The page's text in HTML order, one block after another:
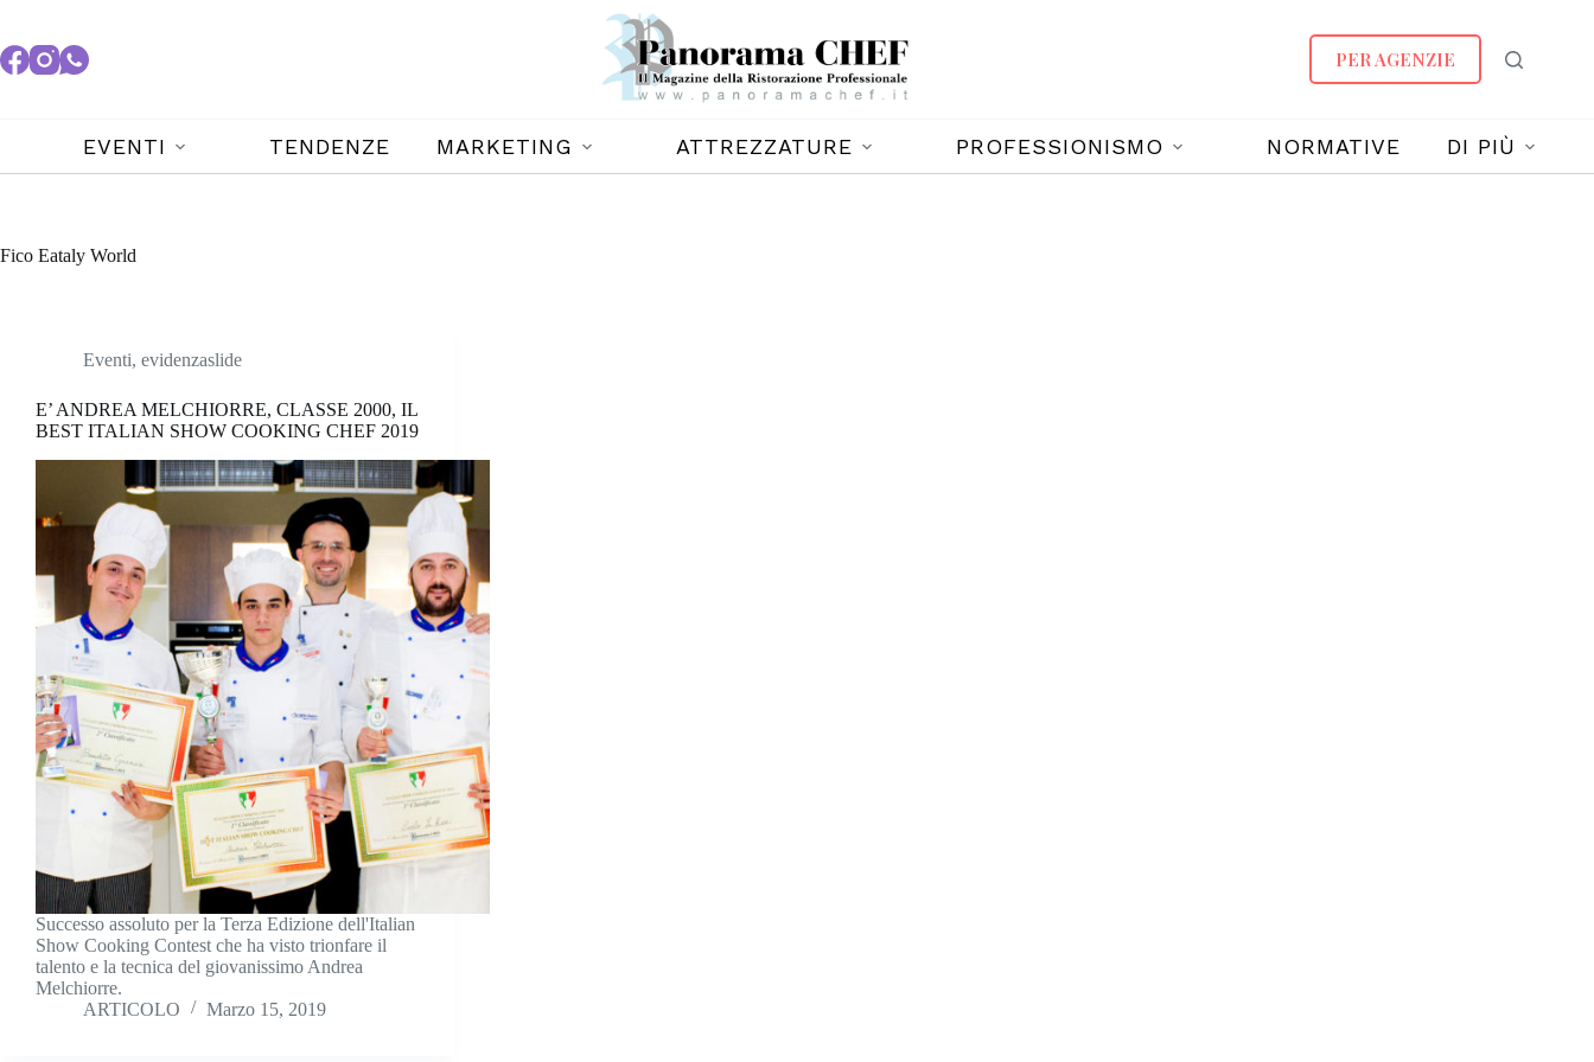
PER AGENZIE
EVENTI TENDENZE MARKETING ATTREZZATURE PROFESSIONISMO NORMATIVE DI PIÙ
Fico Eataly World
Eventi, evidenzaslide
E’ ANDREA MELCHIORRE, CLASSE 2000, IL
BEST ITALIAN SHOW COOKING CHEF 2019
Successo assoluto per la Terza Edizione dell'Italian
Show Cooking Contest che ha visto trionfare il
talento e la tecnica del giovanissimo Andrea
Melchiorre.
ARTICOLO
Marzo 15, 2019